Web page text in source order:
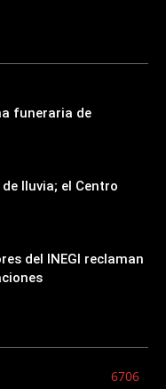
funeraria de
lluvia; el Centro
del INEGI reclaman
6706